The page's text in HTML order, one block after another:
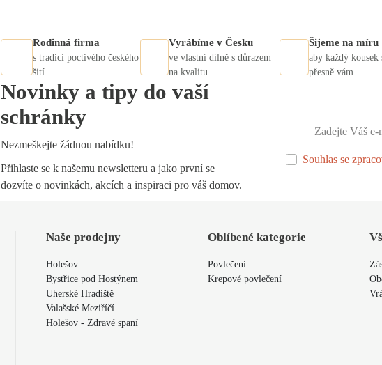
Rodinná firma
s tradicí poctivého českého
šití
Vyrábíme v Česku
ve vlastní dílně s důrazem
na kvalitu
Šijeme na míru
aby každý kousek
přesně vám
Novinky a tipy do vaší
schránky
Nezmeškejte žádnou nabídku!
Přihlaste se k našemu newsletteru a jako první se
dozvíte o novinkách, akcích a inspiraci pro váš domov.
Souhlas se
Naše prodejny
Holešov
Bystřice pod Hostýnem
Uherské Hradiště
Valašské Meziříčí
Holešov - Zdravé spaní
Oblíbené kategorie
Povlečení
Krepové povlečení